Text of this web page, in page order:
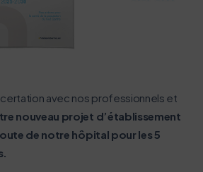
ça vous concerne
souhaitez diminuer drastiquement
nécessaires à votre
avec nos professionnels et
nouveau projet d’établissement
de notre hôpital pour les 5